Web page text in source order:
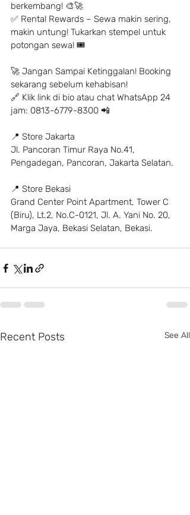
berkembang! 🎨🚀
✅ Rental Rewards – Sewa makin sering,
makin untung! Tukarkan stempel untuk
potongan sewa! 🎟
🚀 Jangan Sampai Ketinggalan! Booking
sekarang sebelum kehabisan!
🔗 Klik link di bio atau chat WhatsApp 24
jam: 0813-6779-8300 📲
📍 Store Jakarta
Jl. Pancoran Timur Raya No.41,
Pengadegan, Pancoran, Jakarta Selatan.
📍 Store Bekasi
Grand Center Point Apartment, Tower C
(Biru), Lt.2, No.C-0121, Jl. A. Yani No. 20,
Marga Jaya, Bekasi Selatan, Bekasi.
Recent Posts See All